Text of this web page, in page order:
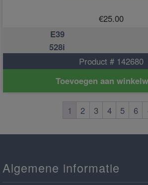
€25.00
E39
528i
Product # 142680
Toevoegen aan
1 2 3 4 5 6
Algemene informatie